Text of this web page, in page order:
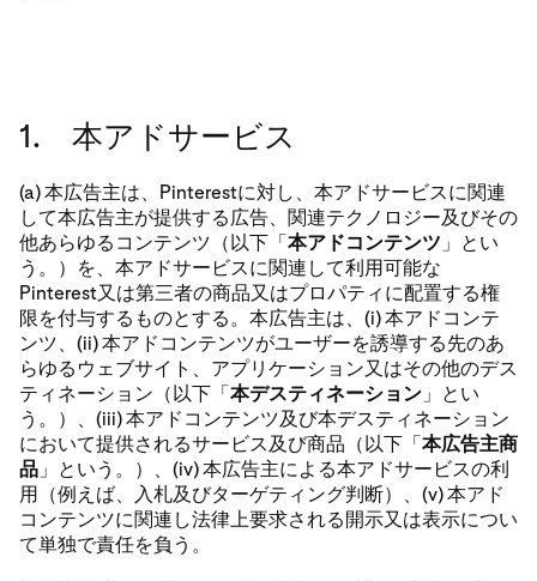
1. 本アドサービス
(a) 本広告主は、Pinterestに対し、本アドサービスに関連
して本広告主が提供する広告、関連テクノロジー及びその
他あらゆるコンテンツ（以下「本アドコンテンツ 」とい
う。）を、本アドサービスに関連して利用可能な
Pinterest又は第三者の商品又はプロパティに配置する権
限を付与するものとする。本広告主は、(i) 本アドコンテ
ンツ、(ii) 本アドコンテンツがユーザーを誘導する先のあ
らゆるウェブサイト、アプリケーション又はその他のデス
ティネーション（以下「本デスティネーション 」とい
う。）、(iii) 本アドコンテンツ及び本デスティネーション
において提供されるサービス及び商品（以下「本広告主商
品 」という。）、(iv) 本広告主による本アドサービスの利
用（例えば、入札及びターゲティング判断）、(v) 本アド
コンテンツに関連し法律上要求される開示又は表示につい
て単独で責任を負う。